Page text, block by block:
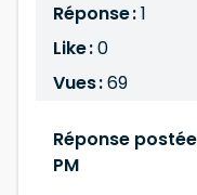
Réponse :1
Like :0
Vues :69
Réponse
PM